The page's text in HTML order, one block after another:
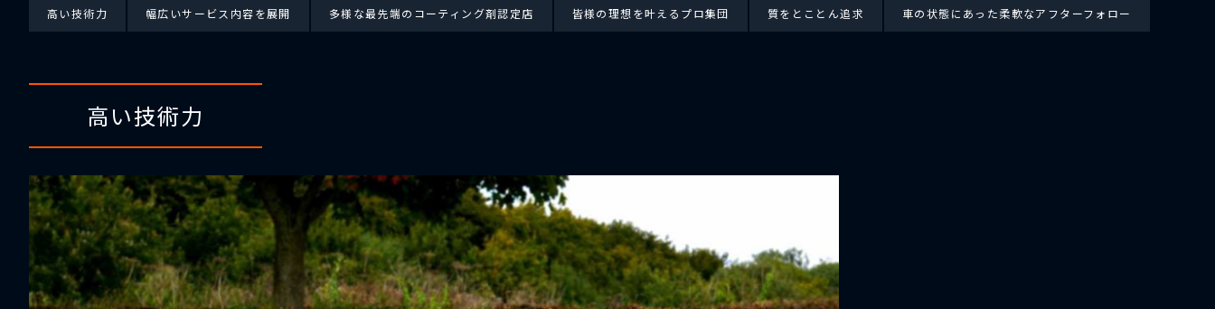
高い技術力 幅広いサービス内容を展開 多様な最先端のコーティング剤認定店 皆様の理想を叶えるプロ集団 質をとことん追求 車の状態にあった柔軟なアフターフォロー
高い技術力